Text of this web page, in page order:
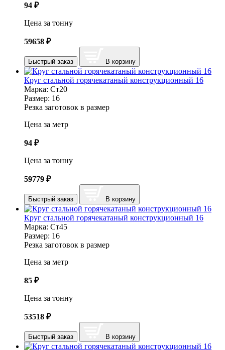
94 ₽
Цена за тонну
59658 ₽
Быстрый заказ В корзину
Круг стальной горячекатаный конструкционный 16
Марка: Ст20
Размер: 16
Резка заготовок в размер
Цена за метр
94 ₽
Цена за тонну
59779 ₽
Быстрый заказ В корзину
Круг стальной горячекатаный конструкционный 16
Марка: Ст45
Размер: 16
Резка заготовок в размер
Цена за метр
85 ₽
Цена за тонну
53518 ₽
Быстрый заказ В корзину